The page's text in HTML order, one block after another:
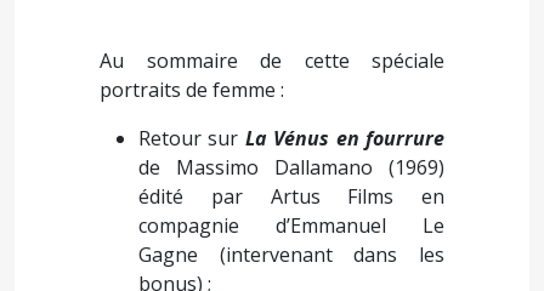
Au sommaire de cette spéciale
portraits de femme :
Retour sur La Vénus en fourrure
de Massimo Dallamano (1969)
édité par Artus Films en
compagnie d’Emmanuel Le
Gagne (intervenant dans les
bonus) ;